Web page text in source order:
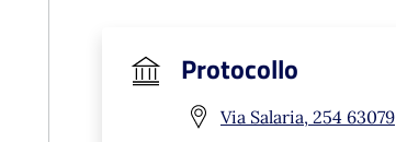
Protocollo
Via Salaria, 254 63079